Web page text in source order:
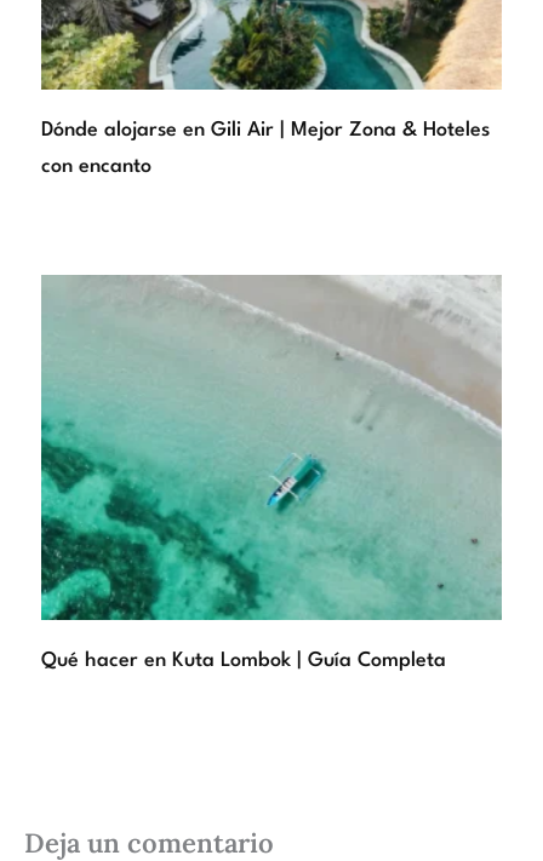
Dónde alojarse en Gili Air | Mejor Zona & Hoteles
con encanto
Qué hacer en Kuta Lombok | Guía Completa
Deja un comentario